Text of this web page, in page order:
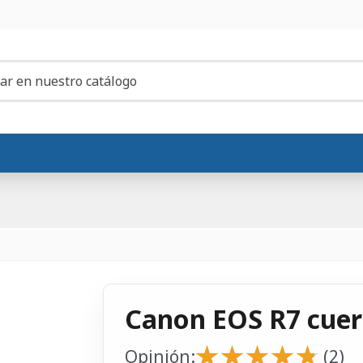
Canon EOS R7
Opinión:★
★★
★★
★★
★★
★ (2)